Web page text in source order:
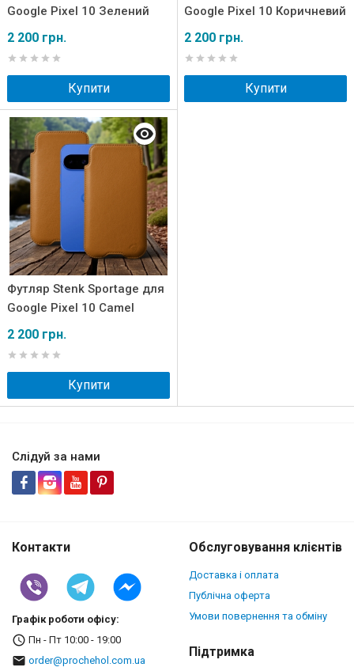
Google Pixel 10 Зелений
2 200 грн.
Купити
Google Pixel 10 Коричневий
2 200 грн.
Купити
Футляр Stenk Sportage для
Google Pixel 10 Camel
2 200 грн.
Купити
Слідуй за нами
Контакти
Графік роботи офісу:
Пн - Пт 10:00 - 19:00
order@prochehol.com.ua
Обслуговування клієнтів
Доставка і оплата
Публічна оферта
Умови повернення та обміну
Підтримка